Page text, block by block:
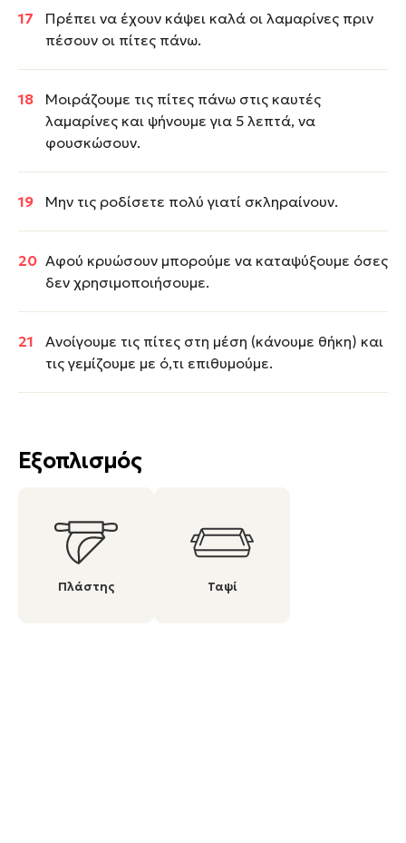
Εξοπλισμός
Πλάστης Ταψί
Πρέπει να έχουν κάψει καλά οι λαμαρίνες πριν
πέσουν οι πίτες πάνω.
Μοιράζουμε τις πίτες πάνω στις καυτές
λαμαρίνες και ψήνουμε για 5 λεπτά, να
φουσκώσουν.
Μην τις ροδίσετε πολύ γιατί σκληραίνουν.
Αφού κρυώσουν μπορoύμε να καταψύξουμε όσες
δεν χρησιμοποιήσουμε.
Ανοίγουμε τις πίτες στη μέση (κάνουμε θήκη) και
τις γεμίζουμε με ό,τι επιθυμούμε.